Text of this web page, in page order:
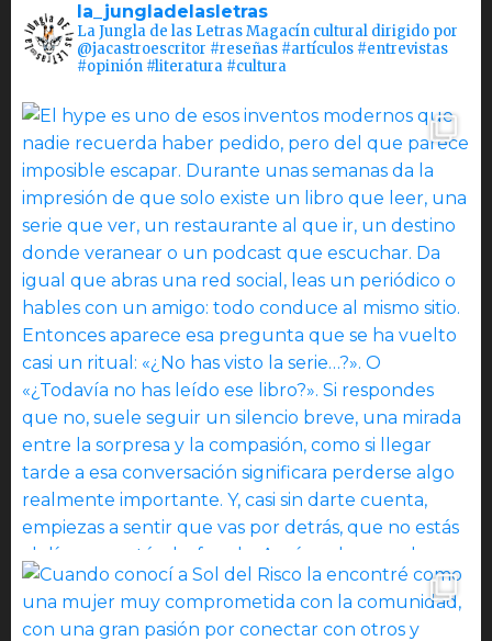
la_jungladelasletras
La Jungla de las Letras Magacín cultural dirigido por
@jacastroescritor #reseñas #artículos #entrevistas
#opinión #literatura #cultura